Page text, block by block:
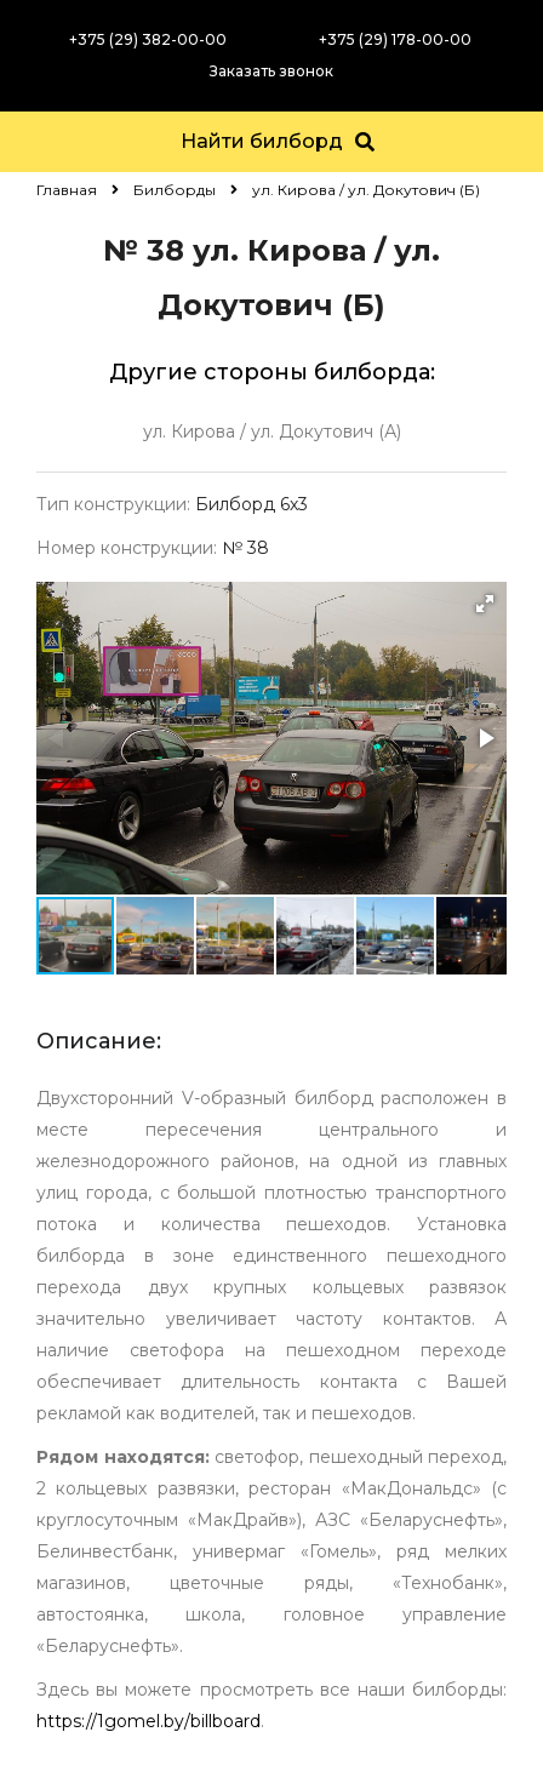
+375 (29) 382-00-00
+375 (29) 178-00-00
Заказать звонок
Найти билборд
Главная Билборды ул. Кирова / ул. Докутович (Б)
№ 38 ул. Кирова / ул.
Докутович (Б)
Другие стороны билборда:
ул. Кирова / ул. Докутович (А)
Тип конструкции: Билборд 6х3
Номер конструкции: № 38
Описание:
Двухсторонний V-образный билборд расположен в
месте пересечения центрального и
железнодорожного районов, на одной из главных
улиц города, с большой плотностью транспортного
потока и количества пешеходов. Установка
билборда в зоне единственного пешеходного
перехода двух крупных кольцевых развязок
значительно увеличивает частоту контактов. А
наличие светофора на пешеходном переходе
обеспечивает длительность контакта с Вашей
рекламой как водителей, так и пешеходов.
Рядом находятся:светофор, пешеходный переход,
2 кольцевых развязки, ресторан «МакДональдс» (с
круглосуточным «МакДрайв»), АЗС «Беларуснефть»,
Белинвестбанк, универмаг «Гомель», ряд мелких
магазинов, цветочные ряды, «Технобанк»,
автостоянка, школа, головное управление
«Беларуснефть».
Здесь вы можете просмотреть все наши билборды:
https://1gomel.by/billboard.